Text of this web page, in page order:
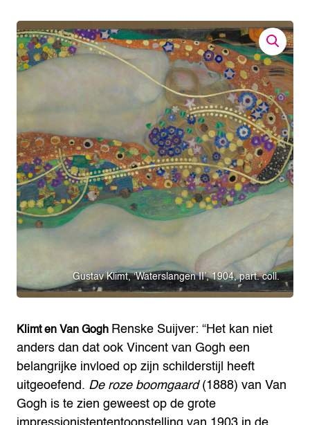
Gustav Klimt, ‘Waterslangen II’, 1904, part. coll.
Klimt en Van GoghRenske Suijver: “Het kan niet
anders dan dat ook Vincent van Gogh een
belangrijke invloed op zijn schilderstijl heeft
uitgeoefend. De roze boomgaard(1888) van Van
Gogh is te zien geweest op de grote